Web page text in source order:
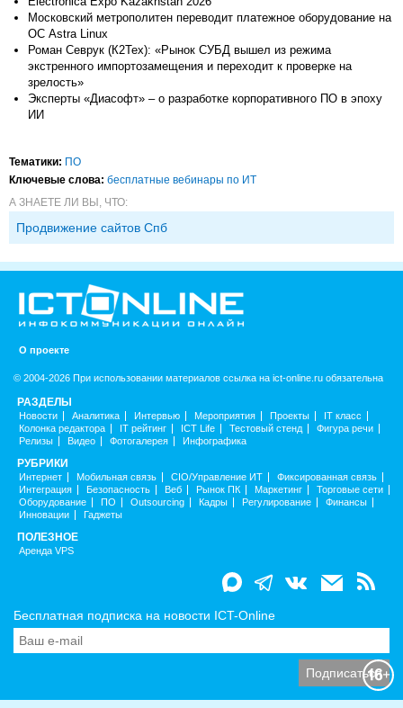
Московский метрополитен переводит платежное оборудование на
ОС Astra Linux
Роман Севрук (К2Тех): «Рынок СУБД вышел из режима
экстренного импортозамещения и переходит к проверке на
зрелость»
Эксперты «Диасофт» – о разработке корпоративного ПО в эпоху
ИИ
Тематики: ПО
Ключевые слова: бесплатные вебинары по ИТ
А ЗНАЕТЕ ЛИ ВЫ, ЧТО:
Продвижение сайтов Спб
О проекте
© 2004-2026 При использовании материалов ссылка на ict-online.ru обязательна
РАЗДЕЛЫ
Новости Аналитика Интервью Мероприятия Проекты
IT класс
Колонка редактора
IT рейтинг ICT Life Тестовый стенд
Фигура речи
Релизы
Видео Фотогалерея Инфографика
РУБРИКИ
Интернет Мобильная связь CIO/Управление ИТ
Фиксированная связь
Интеграция
Безопасность Веб Рынок ПК Маркетинг
Торговые сети
Оборудование
ПО Outsourcing Кадры Регулирование
Финансы
Инновации
Гаджеты
ПОЛЕЗНОЕ
Аренда VPS
Бесплатная подписка на новости ICT-Online